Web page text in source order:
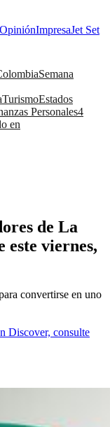
OpiniónImpresaJet Set
Semana
TurismoEstados
Personales4
en
de La
este viernes,
convertirse en uno
Discover, consulte